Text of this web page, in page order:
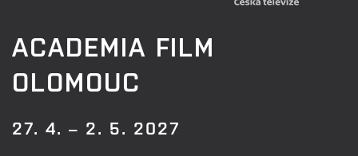
ACADEMIA FILM
OLOMOUC
27. 4. – 2. 5. 2027